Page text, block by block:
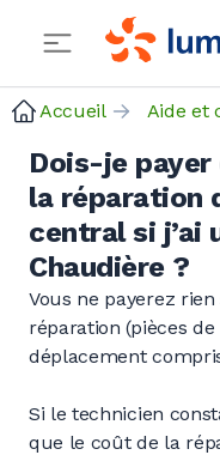
Accueil Aide et
Dois-je payer
la réparation
central si j’ai
Chaudière ?
Vous ne payerez
réparation (pièces
déplacement
Si le technicien
que le coût de la